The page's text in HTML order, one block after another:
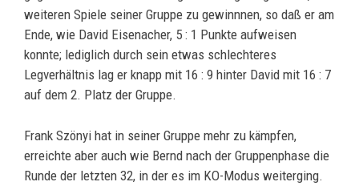
weiteren Spiele seiner Gruppe zu gewinnnen, so daß er am
Ende, wie David Eisenacher, 5 : 1 Punkte aufweisen
konnte; lediglich durch sein etwas schlechteres
Legverhältnis lag er knapp mit 16 : 9 hinter David mit 16 : 7
auf dem 2. Platz der Gruppe.
Frank Szönyi hat in seiner Gruppe mehr zu kämpfen,
erreichte aber auch wie Bernd nach der Gruppenphase die
Runde der letzten 32, in der es im KO-Modus weiterging.